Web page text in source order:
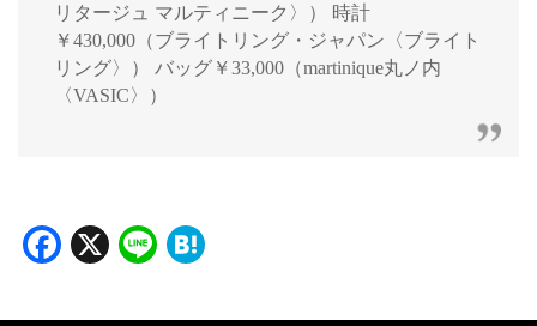
リタージュ マルティニーク〉） 時計
￥430,000（ブライトリング・ジャパン〈ブライト
リング〉） バッグ￥33,000（martinique丸ノ内
〈VASIC〉）
Facebook
X Line